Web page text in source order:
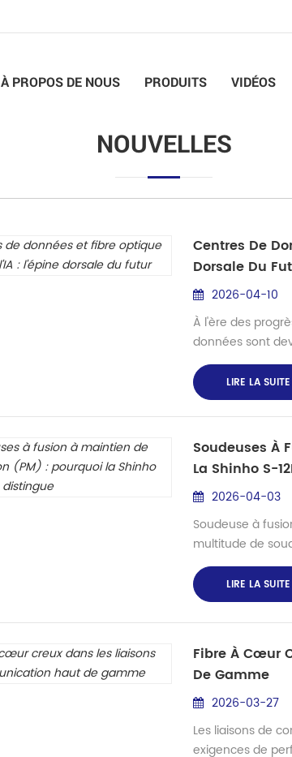
À PROPOS DE NOUS PRODUITS VIDÉOS
NOUVELLES
Centres De
Dorsale Du
2026-04-10
À l'ère des
données sont
mondiale. De
réel, des
vitesse, ce qui
centres de
LIRE LA SUITE
Soudeuses À
La Shinho S-
2026-04-03
Soudeuse à
multitude de
celles de
croire que
fait exception à
prix compétitif,
LIRE LA SUITE
Fibre À Cœur
De Gamme
2026-03-27
Les liaisons de
exigences de